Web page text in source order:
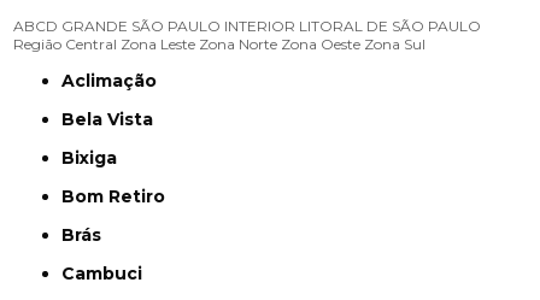
ABCD GRANDE SÃO PAULO INTERIOR LITORAL DE SÃO PAULO
Região Central Zona Leste Zona Norte Zona Oeste Zona Sul
Aclimação
Bela Vista
Bixiga
Bom Retiro
Brás
Cambuci